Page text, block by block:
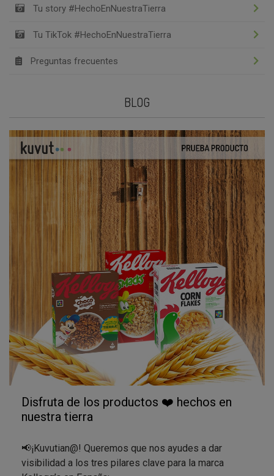
Tu story #HechoEnNuestraTierra
Tu TikTok #HechoEnNuestraTierra
Preguntas frecuentes
BLOG
Disfruta de los productos ❤️ hechos en
nuestra tierra
📢​¡Kuvutian@! Queremos que nos ayudes a dar
visibilidad a los tres pilares clave para la marca